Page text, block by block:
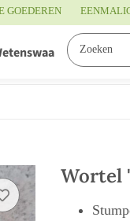
GOEDEREN
Wortel